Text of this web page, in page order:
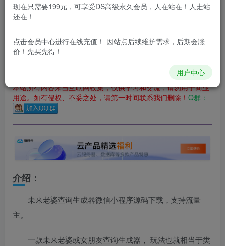
本站付费资源为网络虚拟产品，由于网络资源具有极快的可复制性，
本站内容分为：登录回复下载，积分下载，RMB下载，积分下
载及登录回复下载，都为免费资源，积分只需签到就可以获
得！
本站所有内容来自互联网收集，仅供学习和交流，请勿用于商业
用途。如有侵权、不妥之处，请第一时间联系我们删除！ Q群：
介绍：
未来老婆查询生成器微信小程序源码下载，支持流量
主。
一款未来老婆或女朋友查询生成器， 玩法也就相当于类
现在只需要199元，可享受DS高级永久会员，人在站在！人走站
还在！
点击会员中心进行在线充值！ 因站点后续维护需求，后期会涨
价！先买先得！
用户中心